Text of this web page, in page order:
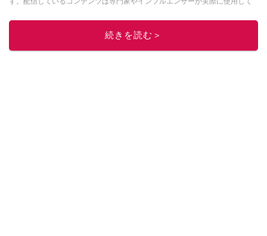
ニュースでフォロー
続きを読む＞